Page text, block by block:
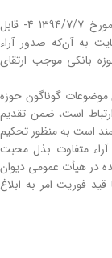
ماده 11 آیین‌نامه وصول مطالبات ابلاغی طی بخشنامه مورخ 1394/7/7 4- قابل
به آن‌که صدور آراء
بانکی موجب ارتقای
گوناگون حوزه
است، ضمن تقدیم
است به منظور تحکیم
متفاوت بذل محبت
در هیأت عمومی دیوان
فوریت امر به ابلاغ